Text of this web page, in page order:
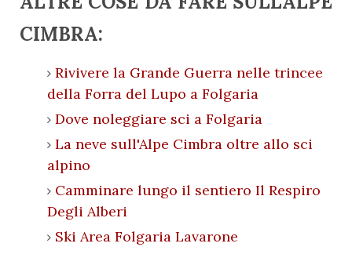
CIMBRA:
Rivivere la Grande Guerra nelle trincee
della Forra del Lupo a Folgaria
Dove noleggiare sci a Folgaria
La neve sull'Alpe Cimbra oltre allo sci
alpino
Camminare lungo il sentiero Il Respiro
Degli Alberi
Ski Area Folgaria Lavarone